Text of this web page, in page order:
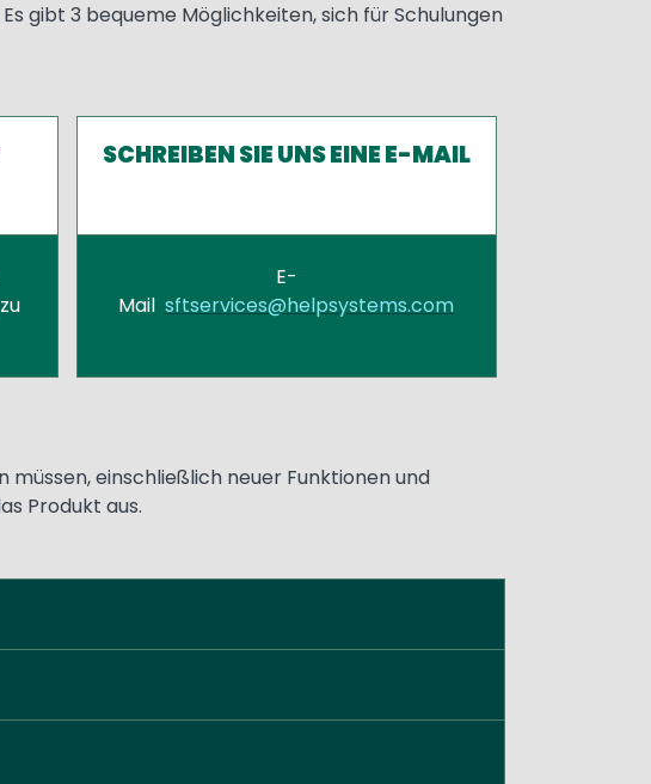
gibt 3 bequeme Möglichkeiten, sich für Schulungen
SCHREIBEN SIE UNS EINE E-MAIL
E-
Mailsftservices@helpsystems.com
einschließlich neuer Funktionen und
Produkt aus.